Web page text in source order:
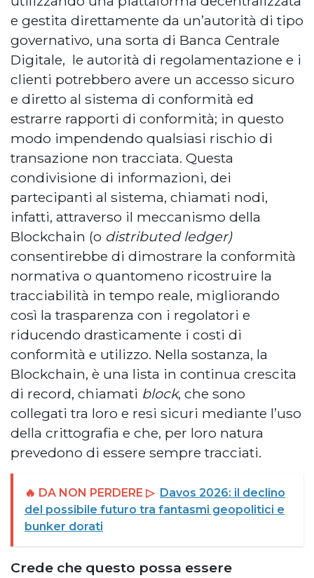
e gestita direttamente da un’autorità di tipo
governativo, una sorta di Banca Centrale
Digitale, le autorità di regolamentazione e i
clienti potrebbero avere un accesso sicuro
e diretto al sistema di conformità ed
estrarre rapporti di conformità; in questo
modo impendendo qualsiasi rischio di
transazione non tracciata. Questa
condivisione di informazioni, dei
partecipanti al sistema, chiamati nodi,
infatti, attraverso il meccanismo della
Blockchain (o distributed ledger)
consentirebbe di dimostrare la conformità
normativa o quantomeno ricostruire la
tracciabilità in tempo reale, migliorando
così la trasparenza con i regolatori e
riducendo drasticamente i costi di
conformità e utilizzo. Nella sostanza, la
Blockchain, è una lista in continua crescita
di record, chiamati block, che sono
collegati tra loro e resi sicuri mediante l’uso
della crittografia e che, per loro natura
prevedono di essere sempre tracciati.
🔥 DA NON PERDERE ▷ Davos 2026: il declino
del possibile futuro tra fantasmi geopolitici e
bunker dorati
Crede che questo possa essere